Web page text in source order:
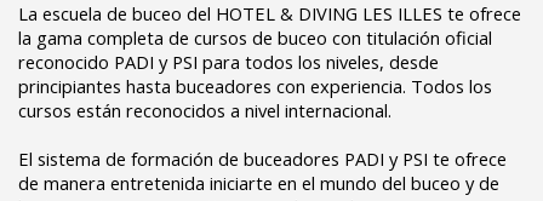
La escuela de buceo del HOTEL & DIVING LES ILLES te ofrece
la gama completa de cursos de buceo con titulación oficial
reconocido PADI y PSI para todos los niveles, desde
principiantes hasta buceadores con experiencia. Todos los
cursos están reconocidos a nivel internacional.
El sistema de formación de buceadores PADI y PSI te ofrece
de manera entretenida iniciarte en el mundo del buceo y de